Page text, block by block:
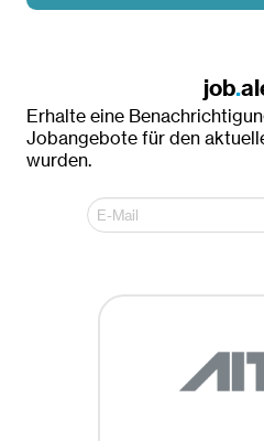
Ort
Innsbruck
Krems an der Donau
Wien
Anstellungsart
job.
Erhalte eine
Jobangebote für den
wurden.